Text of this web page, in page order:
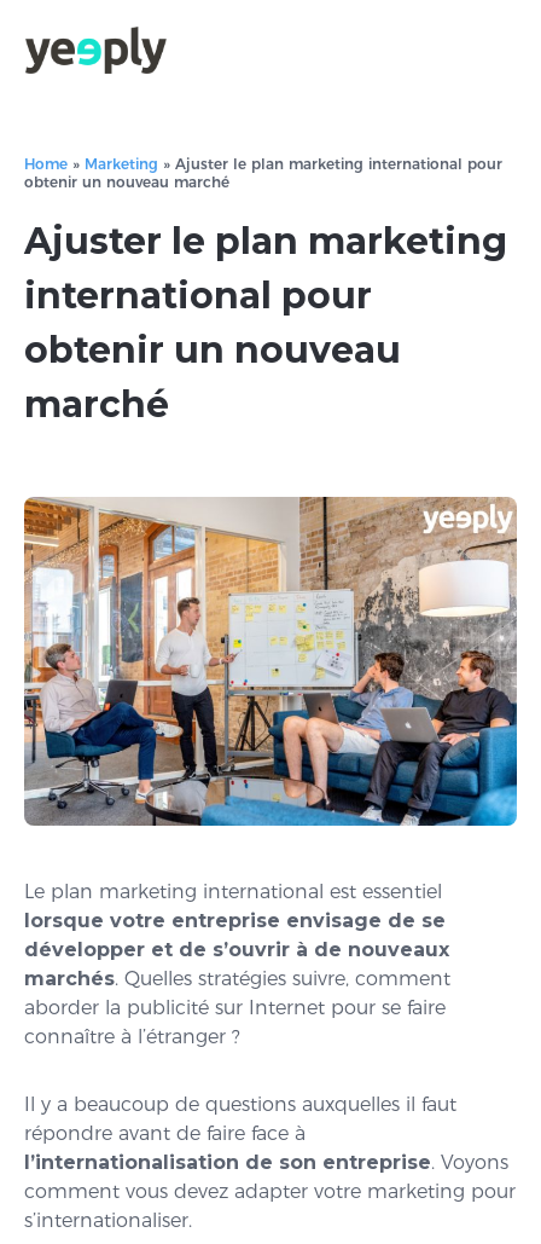
Home » Marketing » Ajuster le plan marketing international pour
obtenir un nouveau marché
Ajuster le plan marketing
international pour
obtenir un nouveau
marché
Le plan marketing international est essentiel
lorsque votre entreprise envisage de se
développer et de s’ouvrir à de nouveaux
marchés. Quelles stratégies suivre, comment
aborder la publicité sur Internet pour se faire
connaître à l’étranger ?
Il y a beaucoup de questions auxquelles il faut
répondre avant de faire face à
l’internationalisation de son entreprise. Voyons
comment vous devez adapter votre marketing pour
s’internationaliser.